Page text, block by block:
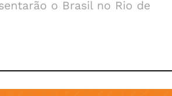
o Brasil no Rio de